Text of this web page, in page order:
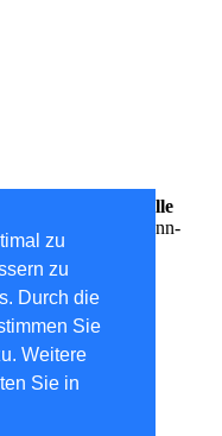
zu
zu
Durch die
Sie
Weitere
Sie in
Geschäftsstelle
Thälmann-
Kahla